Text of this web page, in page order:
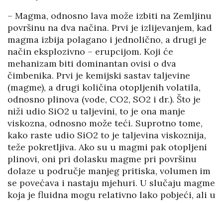
– Magma, odnosno lava može izbiti na Zemljinu
površinu na dva načina. Prvi je izlijevanjem, kad
magma izbija polagano i jednolično, a drugi je
način eksplozivno – erupcijom. Koji će
mehanizam biti dominantan ovisi o dva
čimbenika. Prvi je kemijski sastav taljevine
(magme), a drugi količina otopljenih volatila,
odnosno plinova (vode, CO2, SO2 i dr.). Što je
niži udio SiO2 u taljevini, to je ona manje
viskozna, odnosno može teći. Suprotno tome,
kako raste udio SiO2 to je taljevina viskoznija,
teže pokretljiva. Ako su u magmi pak otopljeni
plinovi, oni pri dolasku magme pri površinu
dolaze u područje manjeg pritiska, volumen im
se povećava i nastaju mjehuri. U slučaju magme
koja je fluidna mogu relativno lako pobjeći, ali u